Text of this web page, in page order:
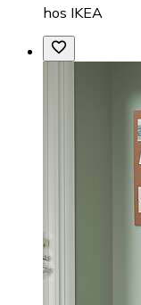
hos IKEA